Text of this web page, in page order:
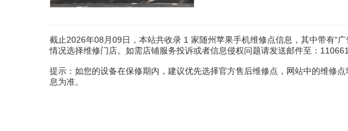
截止2026年08月09日，本站共收录 1 家随州苹果手机维修点信息，其中带有“
情况选择维修门店。如需店铺服务投诉或者信息侵权问题请发送邮件至：
提示：如您的设备在保修期内，建议优先选择官方售后维修点，网站中的维修
息为准。